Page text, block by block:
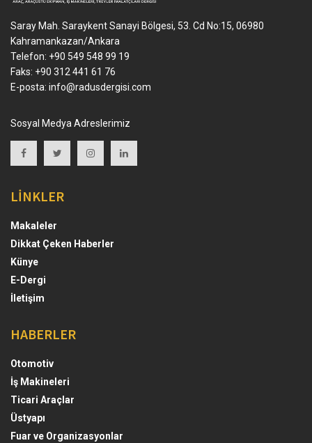
Saray Mah. Saraykent Sanayi Bölgesi, 53. Cd No:15, 06980
Kahramankazan/Ankara
Telefon: +90 549 548 99 19
Faks: +90 312 441 61 76
E-posta: info@radusdergisi.com
Sosyal Medya Adreslerimiz
LİNKLER
Makaleler
Dikkat Çeken Haberler
Künye
E-Dergi
İletişim
HABERLER
Otomotiv
İş Makineleri
Ticari Araçlar
Üstyapı
Fuar ve Organizasyonlar